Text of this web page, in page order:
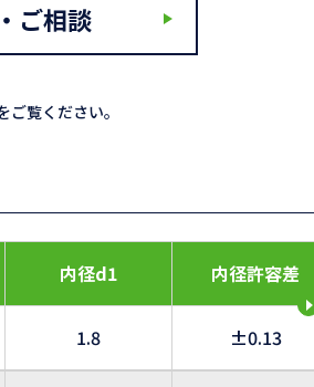
ご相談
覧ください。
内径d1 内径許容差
1.8 ±0.13